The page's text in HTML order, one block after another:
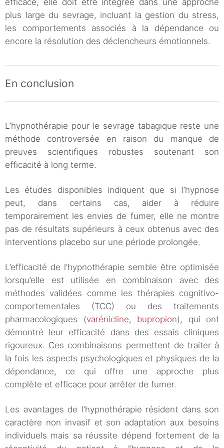
plus large du sevrage, incluant la gestion du stress,
les comportements associés à la dépendance ou
encore la résolution des déclencheurs émotionnels.
En conclusion
L’hypnothérapie pour le sevrage tabagique reste une
méthode controversée en raison du manque de
preuves scientifiques robustes soutenant son
efficacité à long terme.
Les études disponibles indiquent que si l’hypnose
peut, dans certains cas, aider à réduire
temporairement les envies de fumer, elle ne montre
pas de résultats supérieurs à ceux obtenus avec des
interventions placebo sur une période prolongée.
L’efficacité de l’hypnothérapie semble être optimisée
lorsqu’elle est utilisée en combinaison avec des
méthodes validées comme les thérapies cognitivo-
comportementales (TCC) ou des traitements
pharmacologiques (varénicline, bupropion), qui ont
démontré leur efficacité dans des essais cliniques
rigoureux. Ces combinaisons permettent de traiter à
la fois les aspects psychologiques et physiques de la
dépendance, ce qui offre une approche plus
complète et efficace pour arrêter de fumer.
Les avantages de l’hypnothérapie résident dans son
caractère non invasif et son adaptation aux besoins
individuels mais sa réussite dépend fortement de la